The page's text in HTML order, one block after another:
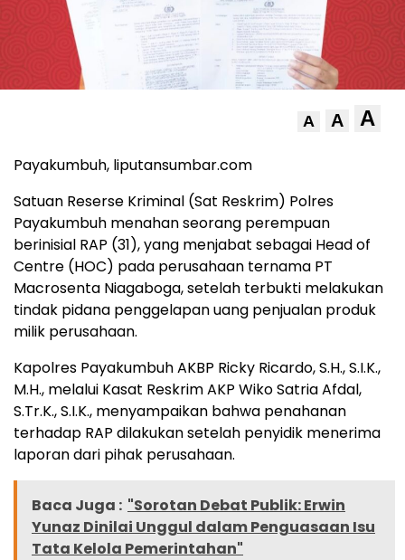
A A A
Payakumbuh, liputansumbar.com
Satuan Reserse Kriminal (Sat Reskrim) Polres
Payakumbuh menahan seorang perempuan
berinisial RAP (31), yang menjabat sebagai Head of
Centre (HOC) pada perusahaan ternama PT
Macrosenta Niagaboga, setelah terbukti melakukan
tindak pidana penggelapan uang penjualan produk
milik perusahaan.
Kapolres Payakumbuh AKBP Ricky Ricardo, S.H., S.I.K.,
M.H., melalui Kasat Reskrim AKP Wiko Satria Afdal,
S.Tr.K., S.I.K., menyampaikan bahwa penahanan
terhadap RAP dilakukan setelah penyidik menerima
laporan dari pihak perusahaan.
Baca Juga : "Sorotan Debat Publik: Erwin
Yunaz Dinilai Unggul dalam Penguasaan Isu
Tata Kelola Pemerintahan"